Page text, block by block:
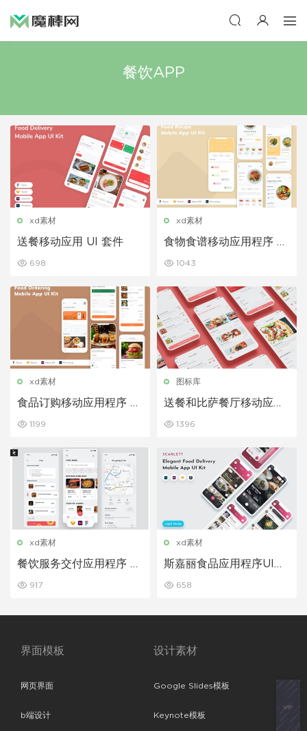
餐饮APP
xd素材
送餐移动应用 UI 套件
698
xd素材
食物食谱移动应用程序 UI
1043
xd素材
食品订购移动应用程序 UI
1199
图标库
送餐和比萨餐厅移动应用
1396
xd素材
餐饮服务交付应用程序 UI
917
xd素材
斯嘉丽食品应用程序UI套
658
界面模板
网页界面
b端设计
设计素材
Google Slides模板
Keynote模板